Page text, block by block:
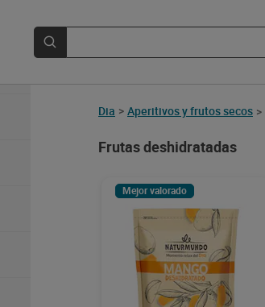
Dia > Aperitivos y frutos secos >
Frutas deshidratadas
Mejor valorado